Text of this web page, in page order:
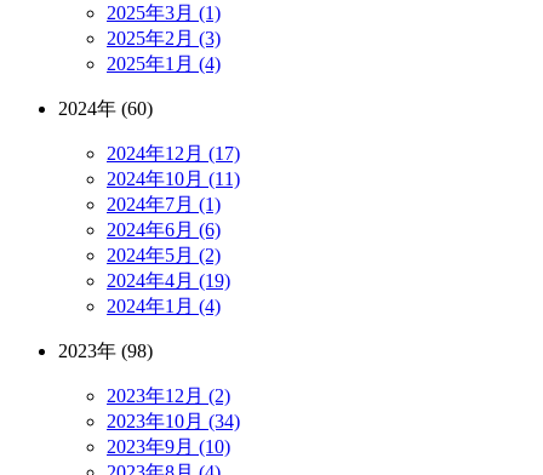
2025年3月 (1)
2025年2月 (3)
2025年1月 (4)
2024年 (60)
2024年12月 (17)
2024年10月 (11)
2024年7月 (1)
2024年6月 (6)
2024年5月 (2)
2024年4月 (19)
2024年1月 (4)
2023年 (98)
2023年12月 (2)
2023年10月 (34)
2023年9月 (10)